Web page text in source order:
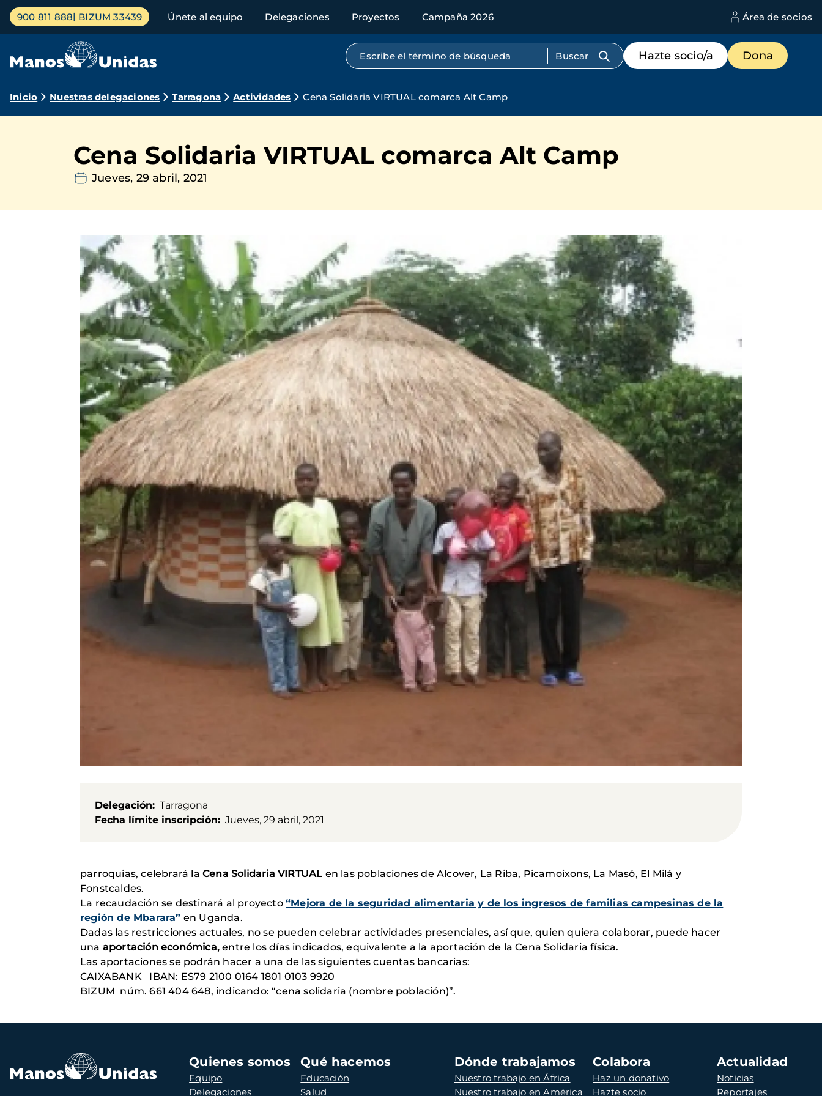
Pasar
contenido
Menú
principal
900 811 888 BIZUM 33439 Únete al equipo Delegaciones Proyectos Campaña 2026 Área de socios
Búsqueda por texto completo
Menú
de
destacados
Hazte socio/a Dona
Ruta
navegación
Inicio Nuestras delegaciones Tarragona Actividades Cena Solidaria VIRTUAL comarca Alt Camp
Cena Solidaria VIRTUAL comarca Alt Camp
Jueves, 29 abril, 2021
Delegación
Tarragona
Fecha límite inscripción
Jueves, 29 abril, 2021
parroquias, celebrará la Cena Solidaria VIRTUAL en las poblaciones de Alcover, La Riba, Picamoixons, La Masó, El Milá y
Fonstcaldes.
La recaudación se destinará al proyecto “Mejora de la seguridad alimentaria y de los ingresos de familias campesinas de la
región de Mbarara” en Uganda.
Dadas las restricciones actuales, no se pueden celebrar actividades presenciales, así que, quien quiera colaborar, puede hacer
una aportación económica, entre los días indicados, equivalente a la aportación de la Cena Solidaria física.
Las aportaciones se podrán hacer a una de las siguientes cuentas bancarias:
CAIXABANK IBAN: ES79 2100 0164 1801 0103 9920
BIZUM núm. 661 404 648, indicando: “cena solidaria (nombre población)”.
Navegación
principal
Quienes somos
Equipo
Delegaciones
Qué hacemos
Educación
Salud
Dónde trabajamos
Nuestro trabajo en África
Nuestro trabajo en América
Colabora
Haz un donativo
Hazte socio
Actualidad
Noticias
Reportajes